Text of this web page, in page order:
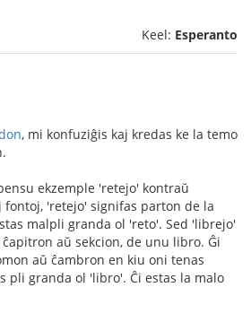
Keel: Esperanto
, mi konfuziĝis kaj kredas ke la temo
ekzemple 'retejo' kontraŭ
'retejo' signifas parton de la
malpli granda ol 'reto'. Sed 'librejo'
aŭ sekcion, de unu libro. Ĝi
aŭ ĉambron en kiu oni tenas
pli granda ol 'libro'. Ĉi estas la malo